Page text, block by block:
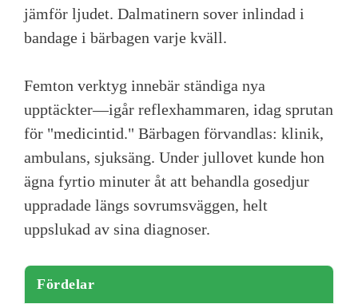
jämför ljudet. Dalmatinern sover inlindad i
bandage i bärbagen varje kväll.
Femton verktyg innebär ständiga nya
upptäckter—igår reflexhammaren, idag sprutan
för "medicintid." Bärbagen förvandlas: klinik,
ambulans, sjuksäng. Under jullovet kunde hon
ägna fyrtio minuter åt att behandla gosedjur
uppradade längs sovrumsväggen, helt
uppslukad av sina diagnoser.
Fördelar